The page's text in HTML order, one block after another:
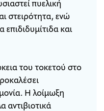
πυελική
στειρότητα, ενώ
και
του τοκετού στο
Η λοίμωξη
αντιβιοτικά